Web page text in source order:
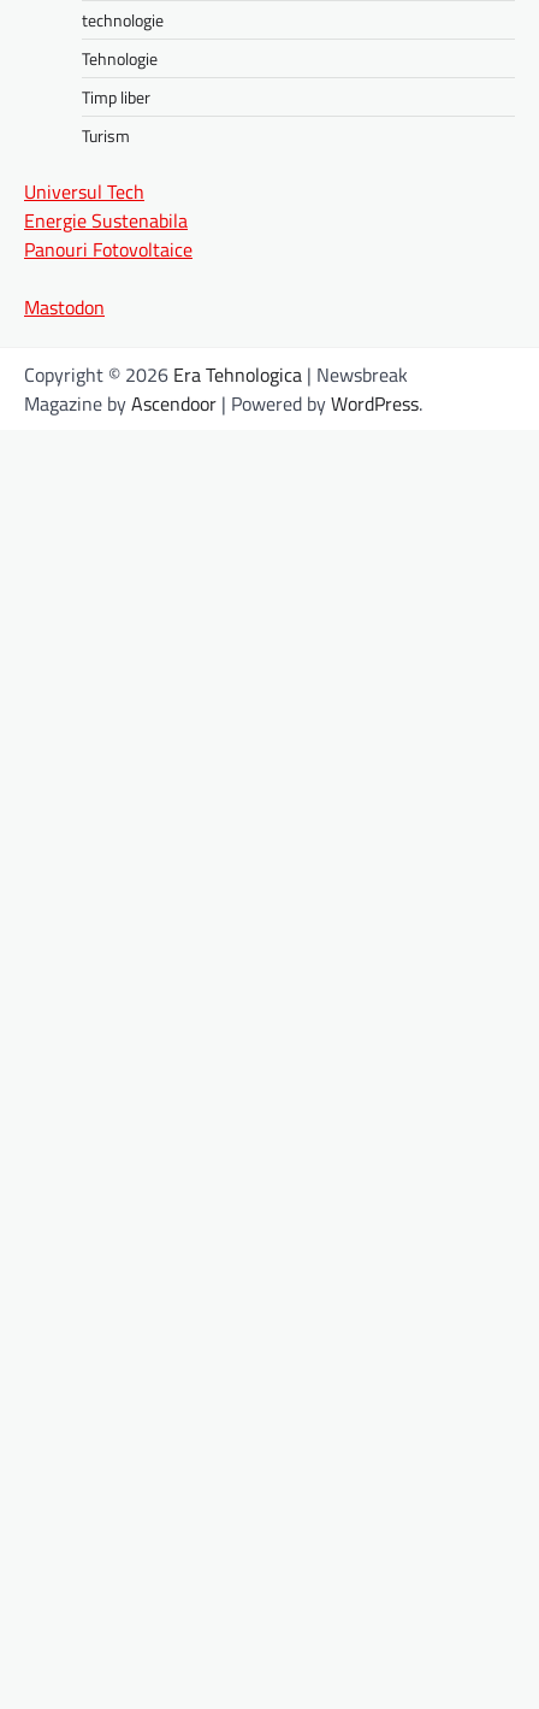
technologie
Tehnologie
Timp liber
Turism
Universul Tech
Energie Sustenabila
Panouri Fotovoltaice
Mastodon
Copyright © 2026 Era Tehnologica | Newsbreak
Magazine byAscendoor | Powered byWordPress.